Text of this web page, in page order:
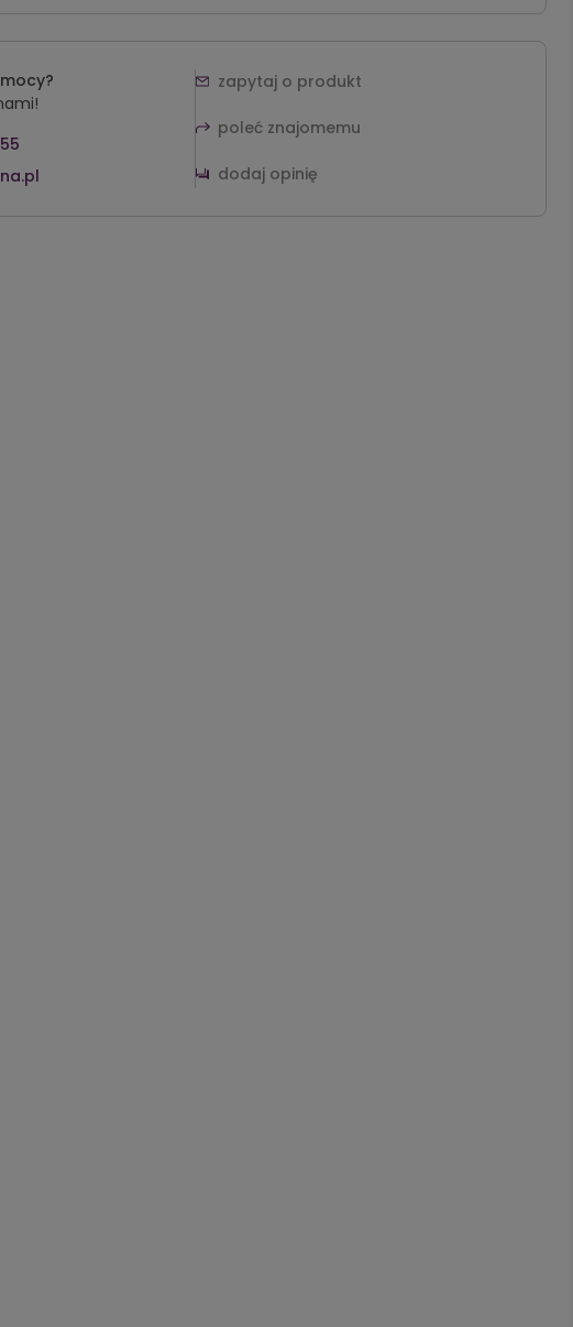
zapytaj o produkt
poleć znajomemu
dodaj opinię